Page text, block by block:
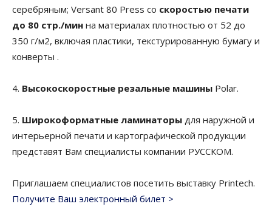
серебряным; Versant 80 Press со скоростью печати
до 80 стр./мин на материалах плотностью от 52 до
350 г/м2, включая пластики, текстурированную бумагу и
конверты .
4. Высокоскоростные резальные машины Polar.
5. Широкоформатные ламинаторы для наружной и
интерьерной печати и картографической продукции
представят Вам специалисты компании РУССКОМ.
Приглашаем специалистов посетить выставку Printech.
Получите Ваш электронный билет >